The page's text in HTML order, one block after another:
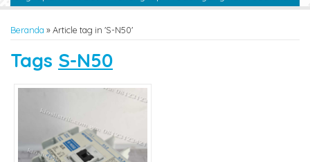
Beranda »Article tag in 'S-N50'
Tags S-N50